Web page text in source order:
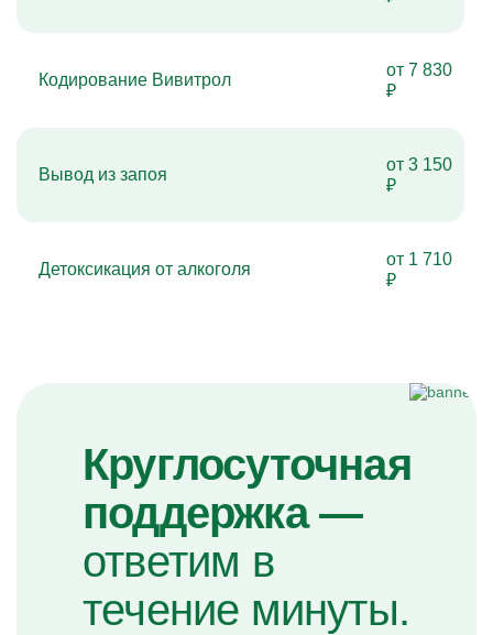
Кодирование Вивитрол
от 7 830
₽
Вывод из запоя
от 3 150
₽
Детоксикация от алкоголя
от 1 710
₽
Круглосуточная
поддержка —
ответим в
течение минуты.